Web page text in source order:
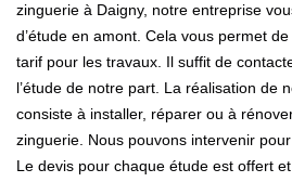
zinguerie à Daigny, notre entreprise
d’étude en amont. Cela vous permet
tarif pour les travaux. Il suffit de
l’étude de notre part. La réalisation de
consiste à installer, réparer ou à
zinguerie. Nous pouvons intervenir pour
Le devis pour chaque étude est offert